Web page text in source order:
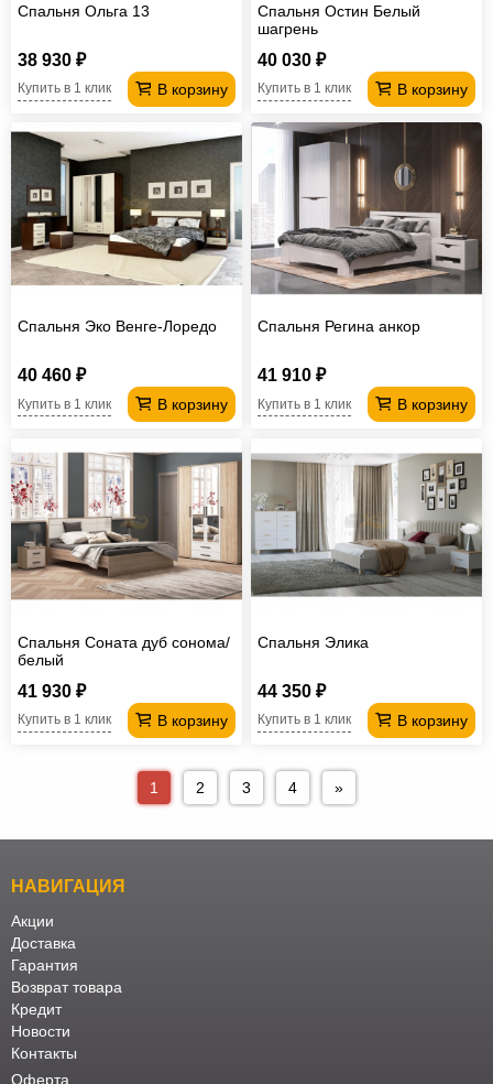
Спальня Ольга 13
38 930 ₽
В корзину
Купить в 1 клик
Спальня Остин Белый
шагрень
40 030 ₽
В корзину
Купить в 1 клик
Спальня Эко Венге-Лоредо
40 460 ₽
В корзину
Купить в 1 клик
Спальня Регина анкор
41 910 ₽
В корзину
Купить в 1 клик
Спальня Соната дуб сонома/
белый
41 930 ₽
В корзину
Купить в 1 клик
Спальня Элика
44 350 ₽
В корзину
Купить в 1 клик
1 2 3 4 »
НАВИГАЦИЯ
Акции
Доставка
Гарантия
Возврат товара
Кредит
Новости
Контакты
Оферта